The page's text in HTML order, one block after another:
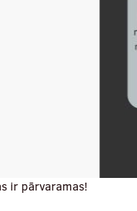
ir pārvaramas!